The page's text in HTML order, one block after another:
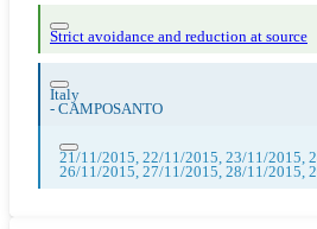
Strict avoidance and reduction at source
Italy
- CAMPOSANTO
21/11/2015, 22/11/2015, 23/11/2015,
26/11/2015, 27/11/2015, 28/11/2015,